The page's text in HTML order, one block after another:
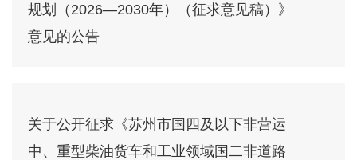
规划（2026—2030年）（征求意见稿）》
意见的公告
关于公开征求《苏州市国四及以下非营运
中、重型柴油货车和工业领域国二非道路